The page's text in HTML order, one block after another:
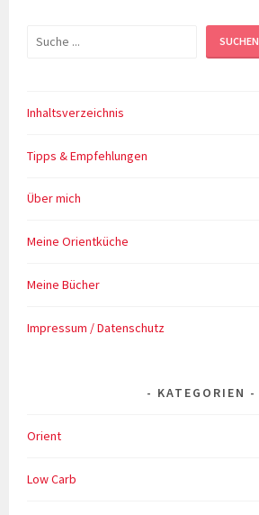
Suchen SUCHEN
Inhaltsverzeichnis
Tipps & Empfehlungen
Über mich
Meine Orientküche
Meine Bücher
Impressum / Datenschutz
KATEGORIEN
Orient
Low Carb